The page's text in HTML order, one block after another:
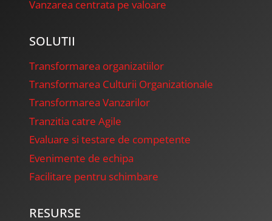
Vanzarea centrata pe valoare
SOLUTII
Transformarea organizatiilor
Transformarea Culturii Organizationale
Transformarea Vanzarilor
Tranzitia catre Agile
Evaluare si testare de competente
Evenimente de echipa
Facilitare pentru schimbare
RESURSE